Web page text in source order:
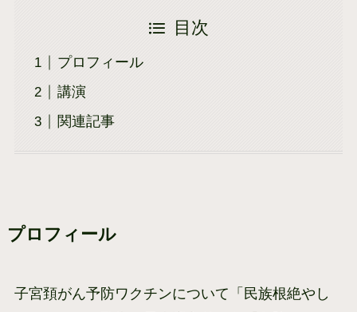
目次
プロフィール
講演
関連記事
プロフィール
子宮頚がん予防ワクチンについて「民族根絶やし